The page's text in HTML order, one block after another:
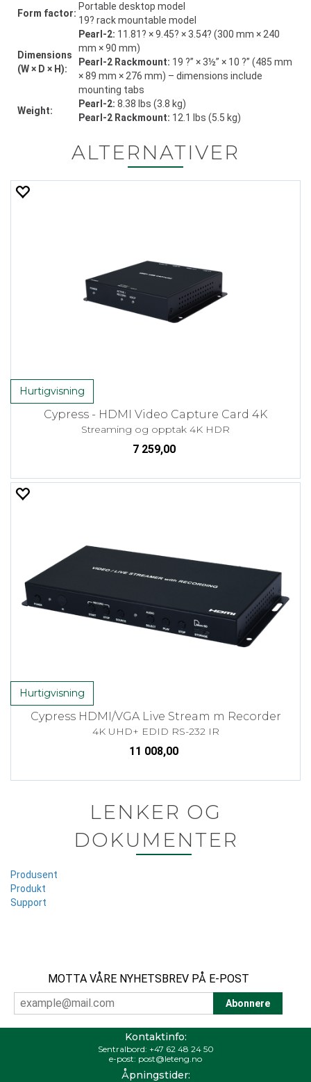
Form factor:
Portable desktop model
19? rack mountable model
Dimensions
(W × D × H):
Pearl-2: 11.81? × 9.45? × 3.54? (300 mm × 240
mm × 90 mm)
Pearl-2 Rackmount: 19 ?” × 3½” × 10 ?” (485 mm
× 89 mm × 276 mm) – dimensions include
mounting tabs
Weight:
Pearl-2: 8.38 lbs (3.8 kg)
Pearl-2 Rackmount: 12.1 lbs (5.5 kg)
ALTERNATIVER
Hurtigvisning
Cypress - HDMI Video Capture Card 4K
Streaming og opptak 4K HDR
7 259,00
Hurtigvisning
Cypress HDMI/VGA Live Stream m Recorder
4K UHD+ EDID RS-232 IR
11 008,00
LENKER OG
DOKUMENTER
Produsent
Produkt
Support
MOTTA VÅRE NYHETSBREV PÅ E-POST
Kontaktinfo:
Sentralbord: +47 62 48 24 50
e-post: post@leteng.no
Åpningstider: